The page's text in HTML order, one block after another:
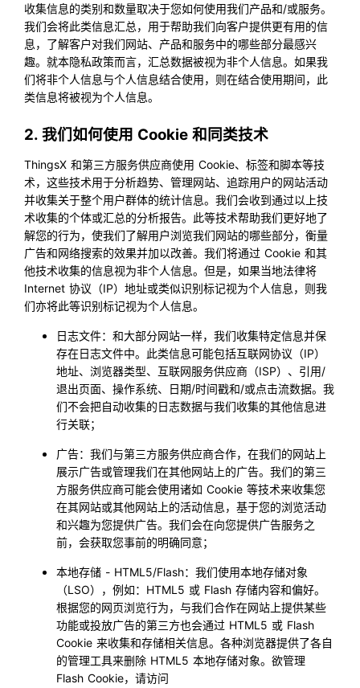
收集信息的类别和数量取决于您如何使用我们产品和/或服务。
我们会将此类信息汇总，用于帮助我们向客户提供更有用的信
息，了解客户对我们网站、产品和服务中的哪些部分最感兴
趣。就本隐私政策而言，汇总数据被视为非个人信息。如果我
们将非个人信息与个人信息结合使用，则在结合使用期间，此
类信息将被视为个人信息。
2. 我们如何使用 Cookie 和同类技术
ThingsX 和第三方服务供应商使用 Cookie、标签和脚本等技
术，这些技术用于分析趋势、管理网站、追踪用户的网站活动
并收集关于整个用户群体的统计信息。我们会收到通过以上技
术收集的个体或汇总的分析报告。此等技术帮助我们更好地了
解您的行为，使我们了解用户浏览我们网站的哪些部分，衡量
广告和网络搜索的效果并加以改善。我们将通过 Cookie 和其
他技术收集的信息视为非个人信息。但是，如果当地法律将
Internet 协议（IP）地址或类似识别标记视为个人信息，则我
们亦将此等识别标记视为个人信息。
日志文件：和大部分网站一样，我们收集特定信息并保
存在日志文件中。此类信息可能包括互联网协议（IP）
地址、浏览器类型、互联网服务供应商（ISP）、引用/
退出页面、操作系统、日期/时间戳和/或点击流数据。我
们不会把自动收集的日志数据与我们收集的其他信息进
行关联；
广告：我们与第三方服务供应商合作，在我们的网站上
展示广告或管理我们在其他网站上的广告。我们的第三
方服务供应商可能会使用诸如 Cookie 等技术来收集您
在其网站或其他网站上的活动信息，基于您的浏览活动
和兴趣为您提供广告。我们会在向您提供广告服务之
前，会获取您事前的明确同意；
本地存储 - HTML5/Flash：我们使用本地存储对象
（LSO），例如：HTML5 或 Flash 存储内容和偏好。
根据您的网页浏览行为，与我们合作在网站上提供某些
功能或投放广告的第三方也会通过 HTML5 或 Flash
Cookie 来收集和存储相关信息。各种浏览器提供了各自
的管理工具来删除 HTML5 本地存储对象。欲管理
Flash Cookie，请访问